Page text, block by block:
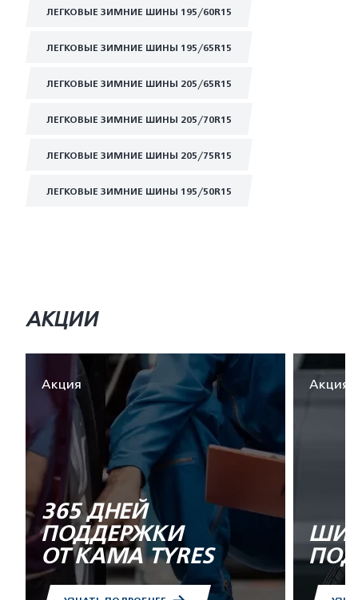
ЛЕГКОВЫЕ ЗИМНИЕ ШИНЫ 195/60R15
ЛЕГКОВЫЕ ЗИМНИЕ ШИНЫ 195/65R15
ЛЕГКОВЫЕ ЗИМНИЕ ШИНЫ 205/65R15
ЛЕГКОВЫЕ ЗИМНИЕ ШИНЫ 205/70R15
ЛЕГКОВЫЕ ЗИМНИЕ ШИНЫ 205/75R15
ЛЕГКОВЫЕ ЗИМНИЕ ШИНЫ 195/50R15
АКЦИИ
Акция
365 ДНЕЙ
ПОДДЕРЖКИ
ОТ KAMA TYRES
Акция